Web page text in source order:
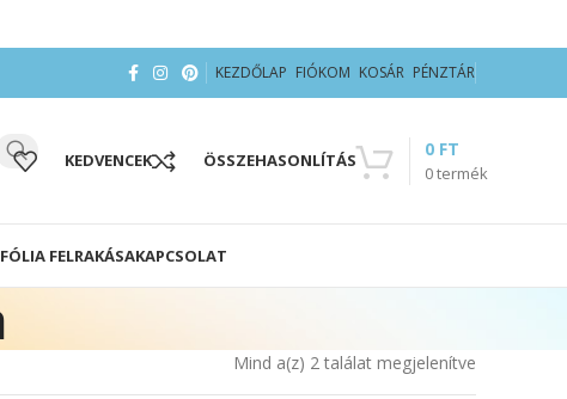
KEZDŐLAP FIÓKOM KOSÁR PÉNZTÁR
KEDVENCEK ÖSSZEHASONLÍTÁS
0termék
0 FT
FELRAKÁSAKAPCSOLAT
Mind a(z) 2 találat megjelenítve